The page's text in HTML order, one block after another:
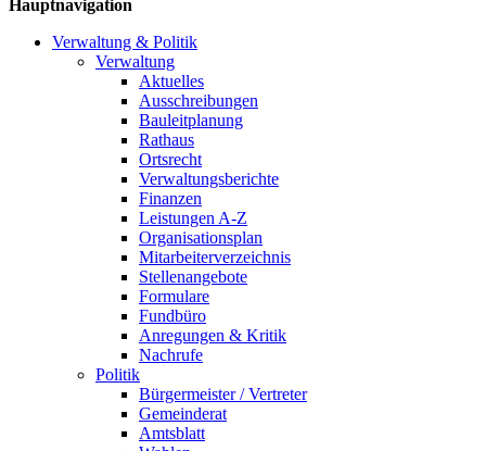
Hauptnavigation
Verwaltung & Politik
Verwaltung
Aktuelles
Ausschreibungen
Bauleitplanung
Rathaus
Ortsrecht
Verwaltungsberichte
Finanzen
Leistungen A-Z
Organisationsplan
Mitarbeiterverzeichnis
Stellenangebote
Formulare
Fundbüro
Anregungen & Kritik
Nachrufe
Politik
Bürgermeister / Vertreter
Gemeinderat
Amtsblatt